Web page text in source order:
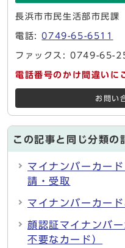
長浜市市民生活部市民課
電話:0749-65-6511
ファックス: 0749-65-
電話番号のかけ間違いに
お問い
この記事と同じ分類の
マイナンバーカー
請・受取
マイナンバーカー
顔認証マイナンバ
不要なカード）